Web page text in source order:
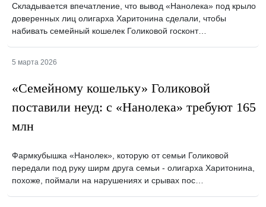
Складывается впечатление, что вывод «Нанолека» под крыло
доверенных лиц олигарха Харитонина сделали, чтобы
набивать семейный кошелек Голиковой госконт…
5 марта 2026
«Семейному кошельку» Голиковой
поставили неуд: с «Нанолека» требуют 165
млн
Фармкубышка «Нанолек», которую от семьи Голиковой
передали под руку ширм друга семьи - олигарха Харитонина,
похоже, поймали на нарушениях и срывах пос…